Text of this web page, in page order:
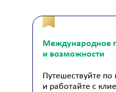
Международное
и возможности
Путешествуйте
и работайте с